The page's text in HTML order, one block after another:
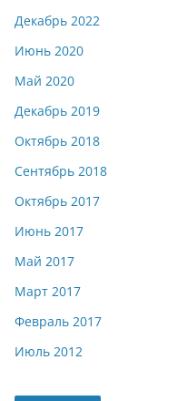
Декабрь 2022
Июнь 2020
Май 2020
Декабрь 2019
Октябрь 2018
Сентябрь 2018
Октябрь 2017
Июнь 2017
Май 2017
Март 2017
Февраль 2017
Июль 2012